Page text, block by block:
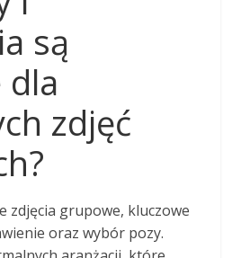
są
dla
zdjęć
zdjęcia grupowe, kluczowe
oraz wybór pozy.